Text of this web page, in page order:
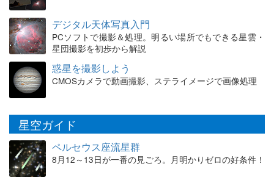
デジタル天体写真入門
PCソフトで撮影＆処理。明るい場所でもできる星雲・
星団撮影を初歩から解説
惑星を撮影しよう
CMOSカメラで動画撮影、ステライメージで画像処理
星空ガイド
ペルセウス座流星群
8月12～13日が一番の見ごろ。月明かりゼロの好条件！